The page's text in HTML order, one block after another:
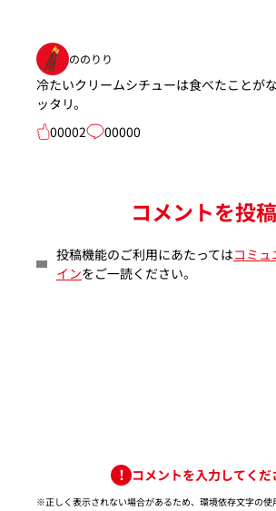
ののりり
冷たいクリームシチューは食べたことが
ッタリ。
00002
00000
コメントを投稿
投稿機能のご利用にあたってはコミュ
インをご一読ください。
コメントを入力してくだ
※正しく表示されない場合があるため、環境依存文字の使